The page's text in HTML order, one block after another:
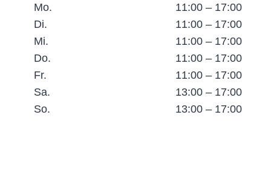
Mo.
11:00 – 17:00
Di.
11:00 – 17:00
Mi.
11:00 – 17:00
Do.
11:00 – 17:00
Fr.
11:00 – 17:00
Sa.
13:00 – 17:00
So.
13:00 – 17:00